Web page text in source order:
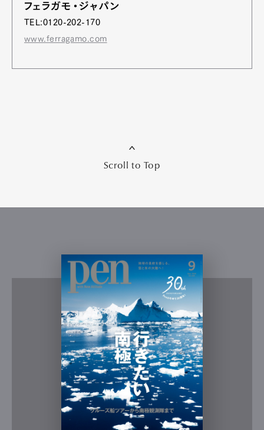
フェラガモ・ジャパン
TEL:0120-202-170
www.ferragamo.com
Scroll to Top